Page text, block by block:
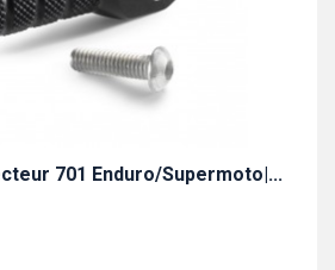
701 Enduro/Supermoto|...